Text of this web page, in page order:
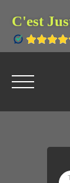
C'est